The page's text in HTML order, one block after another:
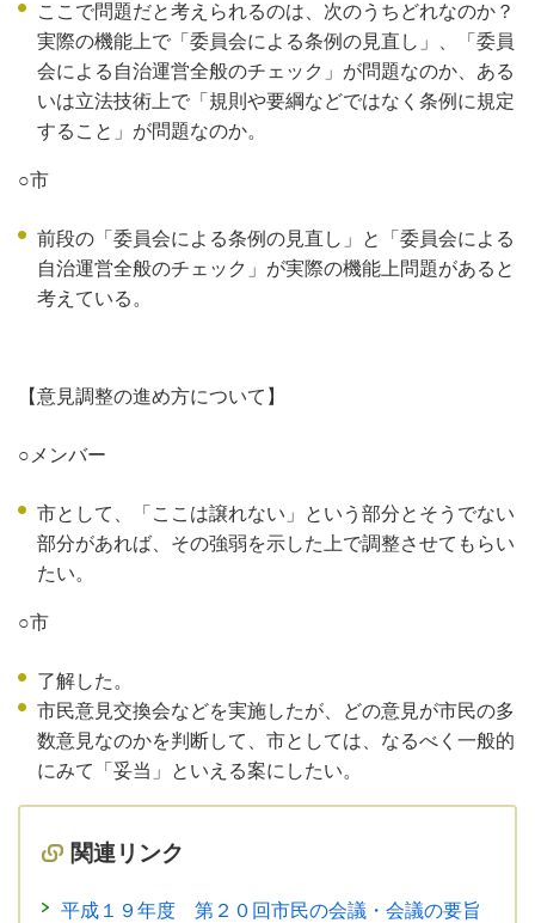
ここで問題だと考えられるのは、次のうちどれなのか？
実際の機能上で「委員会による条例の見直し」、「委員
会による自治運営全般のチェック」が問題なのか、ある
いは立法技術上で「規則や要綱などではなく条例に規定
すること」が問題なのか。
○市
前段の「委員会による条例の見直し」と「委員会による
自治運営全般のチェック」が実際の機能上問題があると
考えている。
【意見調整の進め方について】
○メンバー
市として、「ここは譲れない」という部分とそうでない
部分があれば、その強弱を示した上で調整させてもらい
たい。
○市
了解した。
市民意見交換会などを実施したが、どの意見が市民の多
数意見なのかを判断して、市としては、なるべく一般的
にみて「妥当」といえる案にしたい。
関連リンク
平成１９年度 第２０回市民の会議・会議の要旨